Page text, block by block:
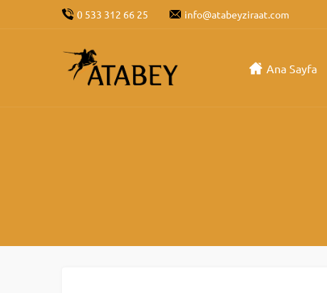
0 533 312 66 25 info@atabeyziraat.com
Ana Sayfa